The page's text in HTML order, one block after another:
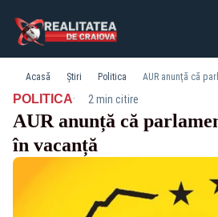
Acasă Știri Politica AUR anunță că
POLITICA· 2 min citire
AUR anunță că
în vacanță